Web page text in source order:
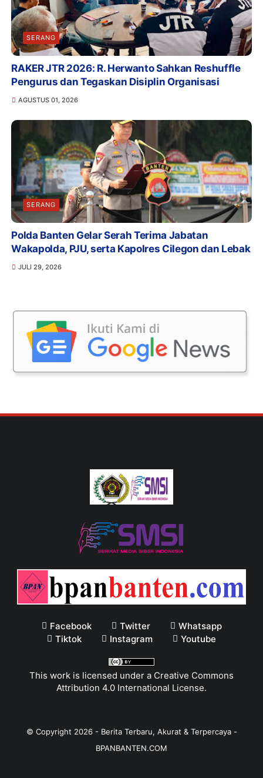
SERANG
RAKER JTR 2026: R. Herwanto Sahkan Reshuffle
Pengurus dan Tegaskan Disiplin Organisasi
AGUSTUS 01, 2026
SERANG
Polda Banten Gelar Serah Terima Jabatan
Wakapolda, PJU, serta Kapolres Cilegon dan Lebak
JULI 29, 2026
Facebook Twitter
Whatsapp
Tiktok
Instagram Youtube
This work is licensed under a Creative Commons
Attribution 4.0 International License.
© Copyright 2026- Berita Terbaru, Akurat & Terpercaya -
BPANBANTEN.COM